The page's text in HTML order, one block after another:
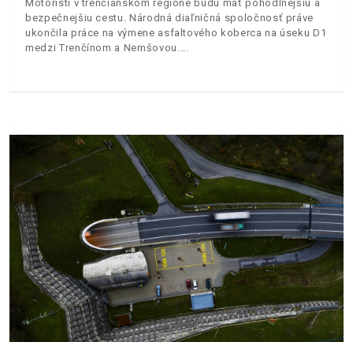
Motoristi v trenčianskom regióne budú mať pohodlnejšiu a
bezpečnejšiu cestu. Národná diaľničná spoločnosť práve
ukončila práce na výmene asfaltového koberca na úseku D1
medzi Trenčínom a Nemšovou.